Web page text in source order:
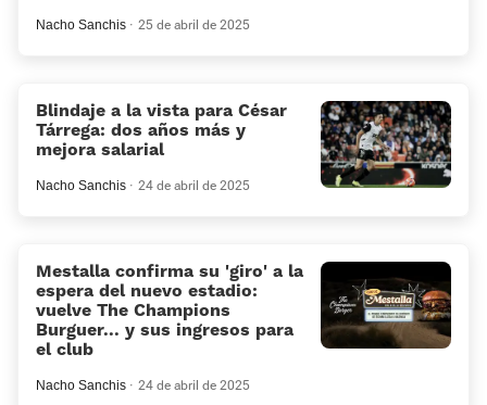
Nacho Sanchis 25 de abril de 2025
Blindaje a la vista para César
Tárrega: dos años más y
mejora salarial
Nacho Sanchis 24 de abril de 2025
Mestalla confirma su 'giro' a la
espera del nuevo estadio:
vuelve The Champions
Burguer... y sus ingresos para
el club
Nacho Sanchis 24 de abril de 2025